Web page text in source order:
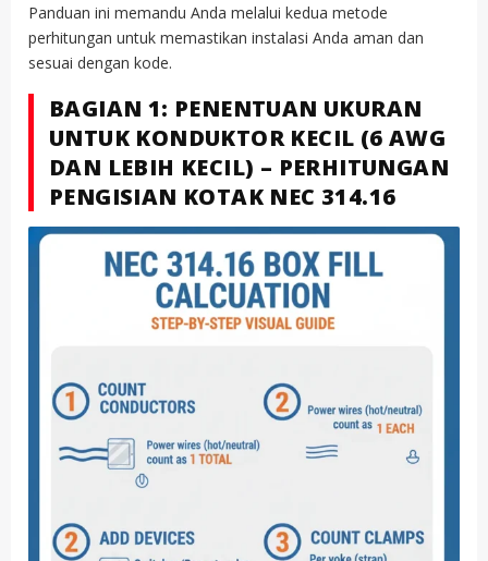
Panduan ini memandu Anda melalui kedua metode
perhitungan untuk memastikan instalasi Anda aman dan
sesuai dengan kode.
BAGIAN 1: PENENTUAN UKURAN
UNTUK KONDUKTOR KECIL (6 AWG
DAN LEBIH KECIL) – PERHITUNGAN
PENGISIAN KOTAK NEC 314.16